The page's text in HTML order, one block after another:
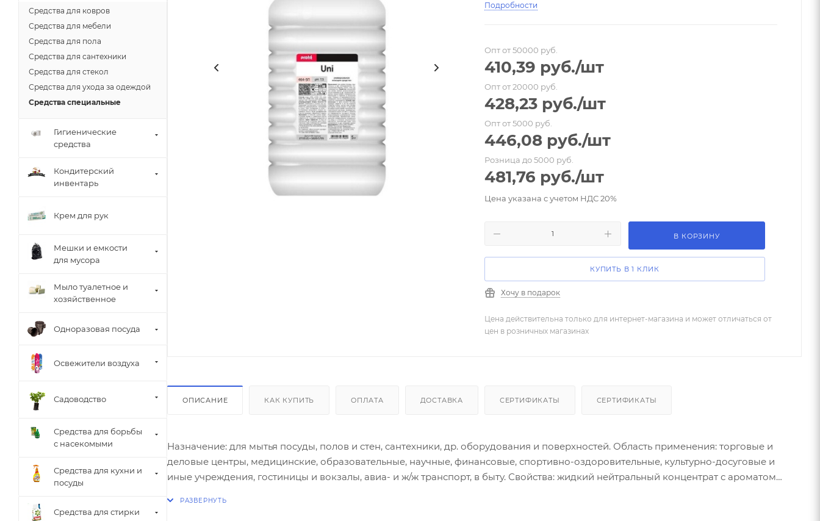
Подробности
Опт от 50000 руб.
410,39 руб./шт
Опт от 20000 руб.
428,23 руб./шт
Опт от 5000 руб.
446,08 руб./шт
Розница до 5000 руб.
481,76 руб./шт
Цена указана с учетом НДС 20%
В КОРЗИНУ
КУПИТЬ В 1 КЛИК
Хочу в подарок
Цена действительна только для интернет-магазина и может отличаться от
цен в розничных магазинах
ОПИСАНИЕ КАК КУПИТЬ ОПЛАТА ДОСТАВКА СЕРТИФИКАТЫ СЕРТИФИКАТЫ
Назначение: для мытья посуды, полов и стен, сантехники, др. оборудования и поверхностей. Область применения: торговые и
деловые центры, медицинские, образовательные, научные, финансовые, спортивно-оздоровительные, культурно-досуговые и
иные учреждения, гостиницы и вокзалы, авиа- и ж/ж транспорт, в быту. Свойства: жидкий нейтральный концентрат с ароматом
Средства для ковров
Средства для мебели
Средства для пола
Средства для сантехники
Средства для стекол
Средства для ухода за одеждой
Средства специальные
Гигиенические
средства
Кондитерский
инвентарь
Крем для рук
Мешки и емкости
для мусора
Мыло туалетное и
хозяйственное
Одноразовая посуда
Освежители воздуха
Садоводство
Средства для борьбы
с насекомыми
Средства для кухни и
посуды
Средства для стирки